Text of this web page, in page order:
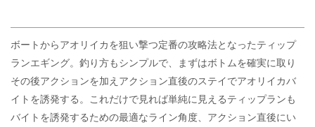
ボートからアオリイカを狙い撃つ定番の攻略法となったティップ
ランエギング。釣り方もシンプルで、まずはボトムを確実に取り
その後アクションを加えアクション直後のステイでアオリイカバ
イトを誘発する。これだけで見れば単純に見えるティップランも
バイトを誘発するための最適なライン角度、アクション直後にい